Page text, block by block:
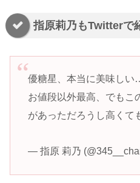
指原莉乃もTwitterで
優糖星、本当に美味しい
お値段以外最高、でもこ
があっただろうし高くて
— 指原 莉乃